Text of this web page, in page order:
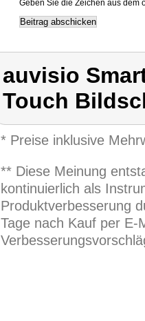
Geben Sie die Zeichen aus dem
auvisio
Touch
* Preise inklusive
** Diese Meinung
kontinuierlich als
Produktverbesserung
Tage nach Kauf per E-